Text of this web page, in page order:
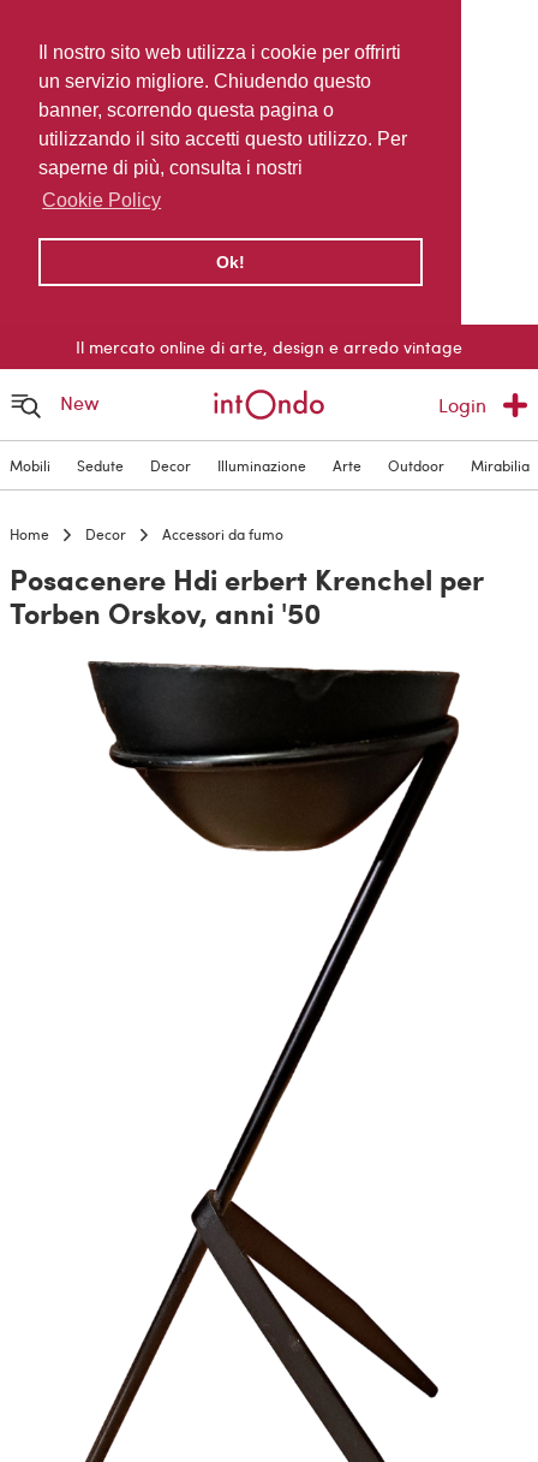
Il nostro sito web utilizza i cookie per offrirti
un servizio migliore. Chiudendo questo
banner, scorrendo questa pagina o
utilizzando il sito accetti questo utilizzo. Per
saperne di più, consulta i nostri
Cookie Policy
Ok!
Il mercato online di arte, design e arredo vintage
New Login
Mobili Sedute Decor Illuminazione Arte Outdoor Mirabilia
Home Decor Accessori da fumo
Posacenere Hdi erbert Krenchel per
Torben Orskov, anni '50